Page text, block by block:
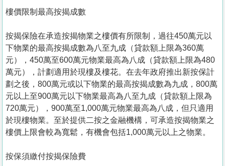
樓價限制最高按揭成數
按揭保險在承造按揭物業之樓價有所限制，過往450萬元以
下物業的最高按揭成數為八至九成（貸款額上限為360萬
元），450萬至600萬元物業最高為八成（貸款額上限為480
萬元），計劃適用於現樓及樓花。在去年政府推出新按保計
劃之後，800萬元或以下物業的最高按揭成數為九成，800萬
元以上至900萬元以下物業最高為八至九成（貸款額上限為
720萬元），900萬至1,000萬元物業最高為八成，但只適用
於現樓物業。至於提供二按之金融機構，可承造按揭物業之
樓價上限會較為寬鬆，有機會包括1,000萬元以上之物業。
按保須繳付按揭保險費